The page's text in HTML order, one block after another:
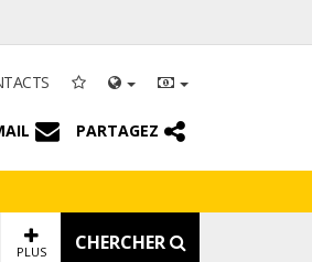
PARTAGEZ
PLUS CHERCHER